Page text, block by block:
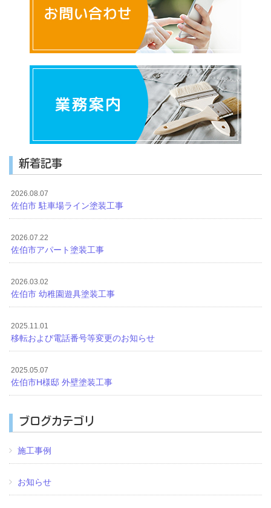
新着記事
2026.08.07
佐伯市 駐車場ライン塗装工事
2026.07.22
佐伯市アパート塗装工事
2026.03.02
佐伯市 幼稚園遊具塗装工事
2025.11.01
移転および電話番号等変更のお知らせ
2025.05.07
佐伯市H様邸 外壁塗装工事
ブログカテゴリ
施工事例
お知らせ